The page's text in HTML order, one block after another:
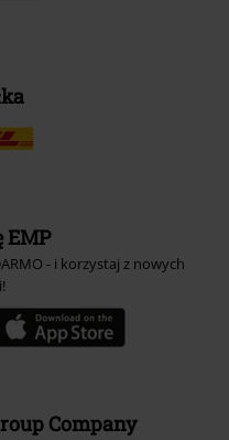
- i korzystaj z nowych
Company